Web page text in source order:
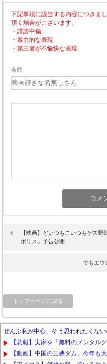
下記事項に該当する内容につきま
頂く場合がございます。
・誹謗中傷
・暴力的な表現
・第三者が不愉快な表現
名前
【映画】どいつもこいつもゲス
ポリス』予告公開
でもエウ
トップページに戻る
ぜんぶ私が中心、そう思われたくない
【悲報】実家を『無料のメンタル
【動画】中国の三峡ダム、今年も